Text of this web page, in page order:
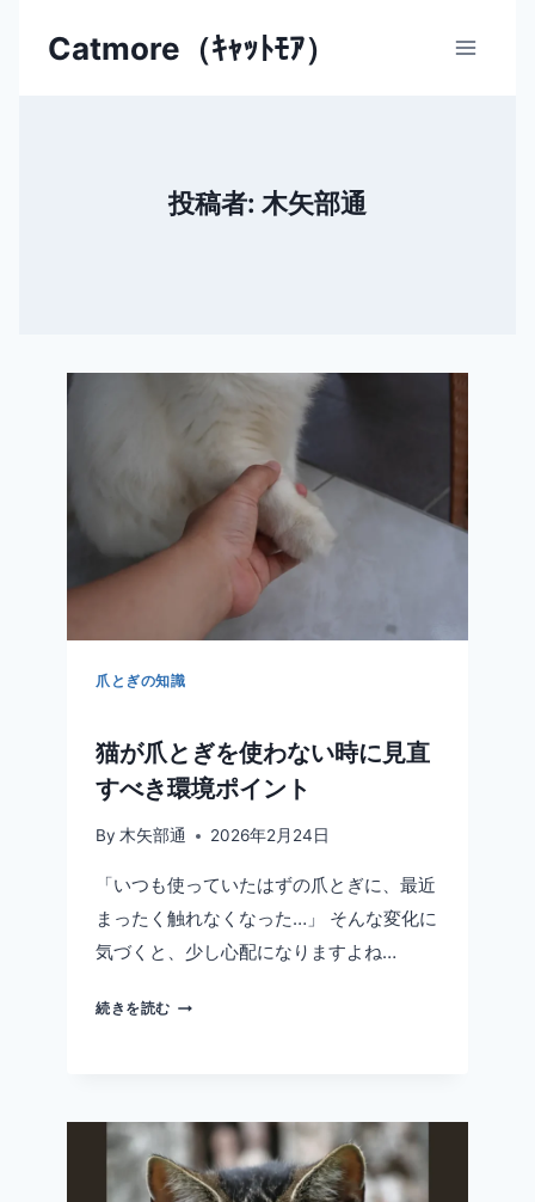
Catmore（ｷｬｯﾄﾓｱ）
投稿者: 木矢部通
爪とぎの知識
猫が爪とぎを使わない時に見直
すべき環境ポイント
By 木矢部通 2026年2月24日
「いつも使っていたはずの爪とぎに、最近
まったく触れなくなった…」 そんな変化に
気づくと、少し心配になりますよね…
続きを読む
使
わ